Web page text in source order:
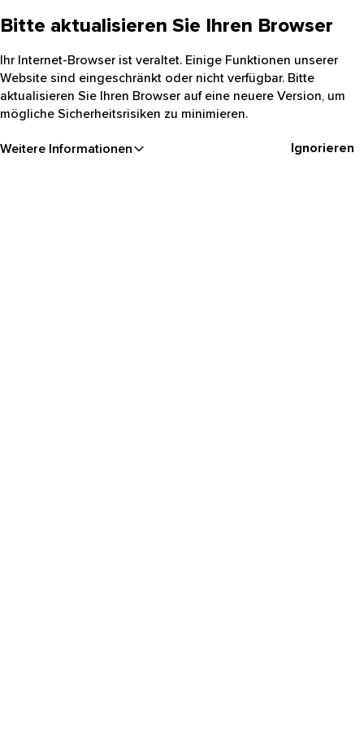
Bitte aktualisieren Sie Ihren Browser
Ihr Internet-Browser ist veraltet. Einige Funktionen unserer
Website sind eingeschränkt oder nicht verfügbar. Bitte
aktualisieren Sie Ihren Browser auf eine neuere Version, um
mögliche Sicherheitsrisiken zu minimieren.
Weitere Informationen Ignorieren